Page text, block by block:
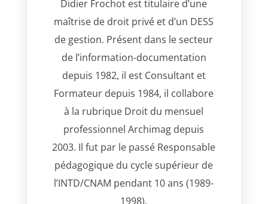
Didier Frochot est titulaire d’une
maîtrise de droit privé et d’un DESS
de gestion. Présent dans le secteur
de l’information-documentation
depuis 1982, il est Consultant et
Formateur depuis 1984, il collabore
à la rubrique Droit du mensuel
professionnel Archimag depuis
2003. Il fut par le passé Responsable
pédagogique du cycle supérieur de
l’INTD/CNAM pendant 10 ans (1989-
1998).